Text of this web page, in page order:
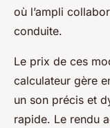
où l’ampli
conduite.
Le prix de ces
calculateur gère
un son précis et
rapide. Le rendu